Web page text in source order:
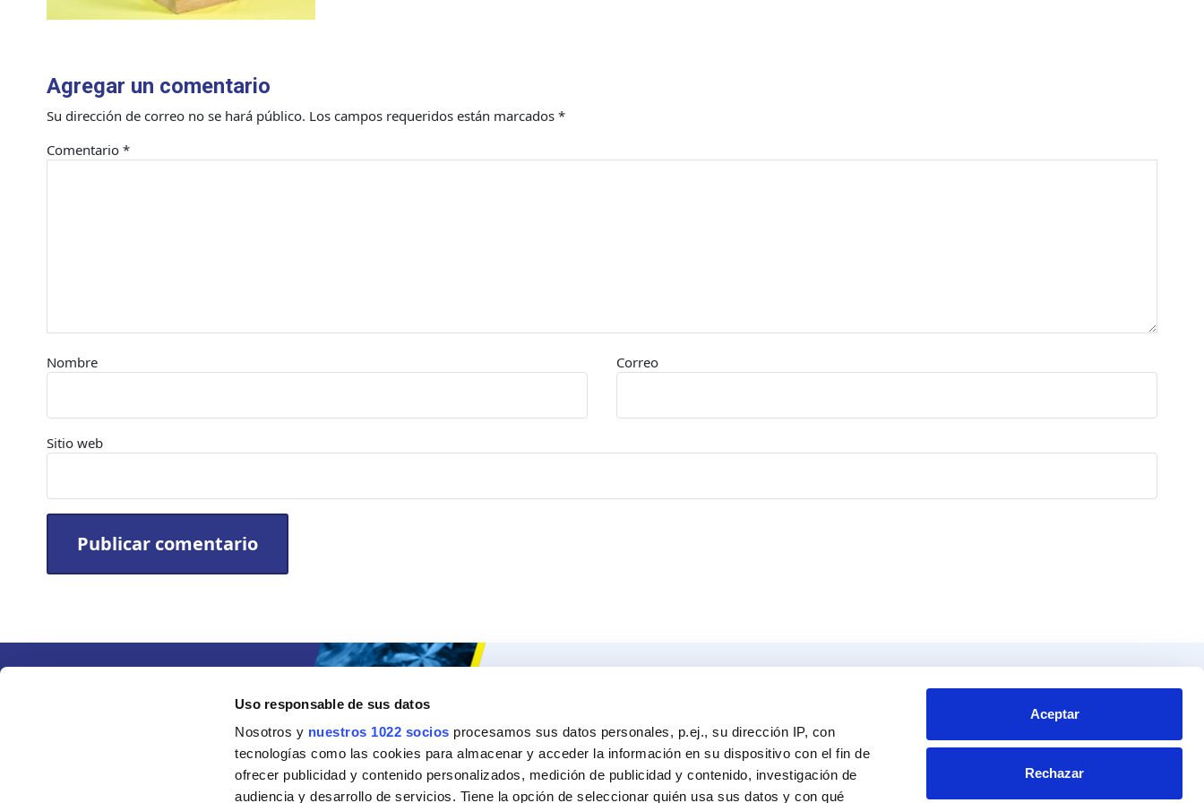
Uso responsable de sus datos
Nosotros y nuestros 1022 socios procesamos sus datos personales, p.ej., su dirección IP, con
tecnologías como las cookies para almacenar y acceder la información en su dispositivo con el fin de
ofrecer publicidad y contenido personalizados, medición de publicidad y contenido, investigación de
audiencia y desarrollo de servicios. Tiene la opción de seleccionar quién usa sus datos y con qué
Aceptar
Rechazar
Agregar un comentario
Su dirección de correo no se hará público. Los campos requeridos están marcados *
Comentario *
Nombre Correo
Sitio web
Manualidades
Bricolaje
Recomendador
Pregunta al experto
Contacto
Blvd. Toluca No. 49 y 51.
C.P. 53500